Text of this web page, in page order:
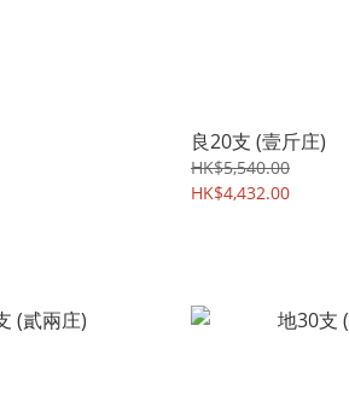
良20支 (壹斤庄)
HK$5,540.00
HK$4,432.00